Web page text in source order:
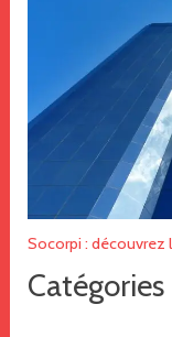
Socorpi : découvrez
Catégories